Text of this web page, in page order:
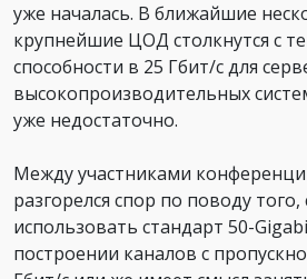
уже началась. В ближайшие
крупнейшие ЦОД столкнутся с
способности в 25 Гбит/с для
высокопроизводительных
уже недостаточно.
Между участниками
разгорелся спор по поводу того,
использовать стандарт 50-
построении каналов с